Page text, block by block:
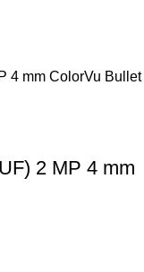
2 MP 4 mm